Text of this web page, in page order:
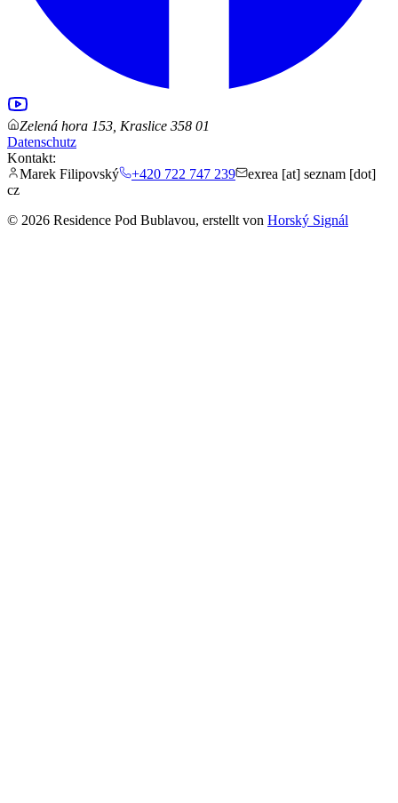
Zelená hora 153, Kraslice 358 01
Datenschutz
Kontakt:
Marek Filipovský
+420 722 747 239
exrea [at] seznam [dot]
cz
© 2026 Residence Pod Bublavou, erstellt von Horský Signál